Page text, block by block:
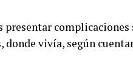
presentar complicaciones
, donde vivía, según